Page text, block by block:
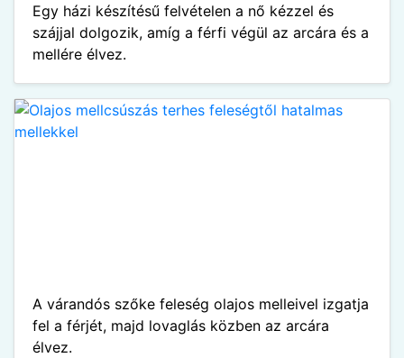
Egy házi készítésű felvételen a nő kézzel és
szájjal dolgozik, amíg a férfi végül az arcára és a
mellére élvez.
A várandós szőke feleség olajos melleivel izgatja
fel a férjét, majd lovaglás közben az arcára
élvez.